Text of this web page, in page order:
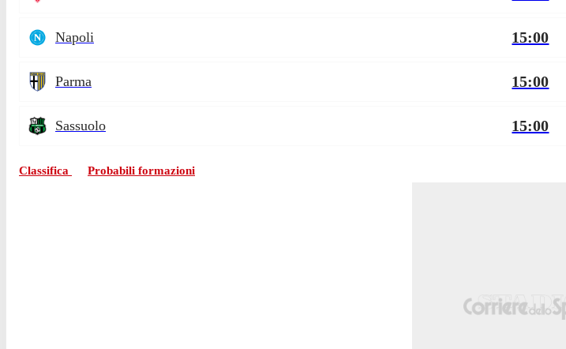
Napoli 15:00
Parma 15:00
Sassuolo 15:00
Classifica Probabili formazioni